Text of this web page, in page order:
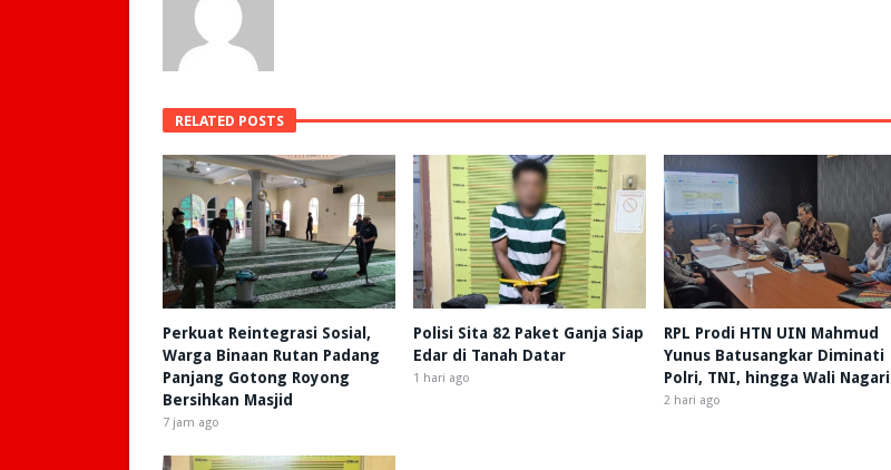
RELATED POSTS
Perkuat Reintegrasi Sosial,
Warga Binaan Rutan Padang
Panjang Gotong Royong
Bersihkan Masjid
7 jam ago
Polisi Sita 82 Paket Ganja Siap
Edar di Tanah Datar
1 hari ago
RPL Prodi HTN UIN Mahmud
Yunus Batusangkar Diminati
Polri, TNI, hingga Wali Nagari
2 hari ago